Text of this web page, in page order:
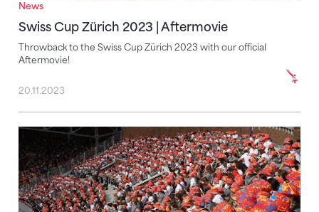
News
Swiss Cup Zürich 2023 | Aftermovie
Throwback to the Swiss Cup Zürich 2023 with our official
Aftermovie!
20.11.2023
17. Weltgymnaestrada 2023 – die Übersicht